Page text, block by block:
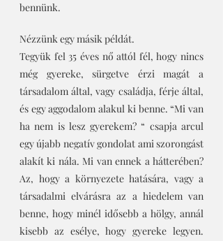
bennünk.
Nézzünk egy másik példát.
Tegyük fel 35 éves nő attól fél, hogy nincs
még gyereke, sürgetve érzi magát a
társadalom által, vagy családja, férje által,
és egy aggodalom alakul ki benne. “Mi van
ha nem is lesz gyerekem? “ csapja arcul
egy újabb negatív gondolat ami szorongást
alakít ki nála. Mi van ennek a hátterében?
Az, hogy a környezete hatására, vagy a
társadalmi elvárásra az a hiedelem van
benne, hogy minél idősebb a hölgy, annál
kisebb az esélye, hogy gyereke legyen.